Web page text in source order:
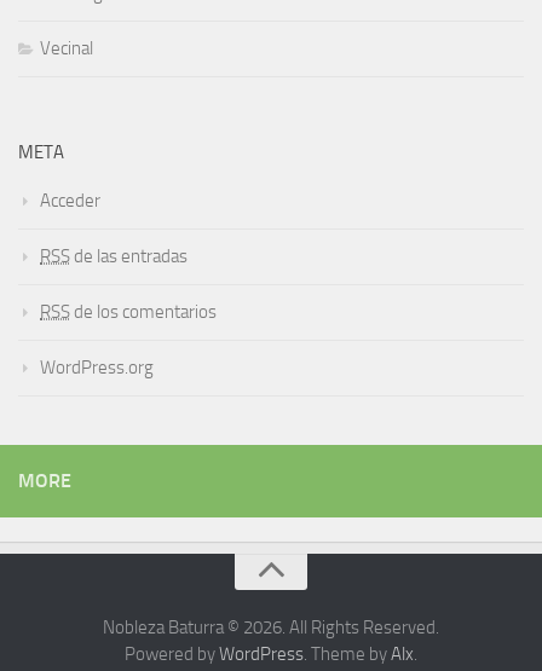
Vecinal
META
Acceder
RSS de las entradas
RSS de los comentarios
WordPress.org
MORE
Nobleza Baturra © 2026. All Rights Reserved.
Powered byWordPress. Theme byAlx.